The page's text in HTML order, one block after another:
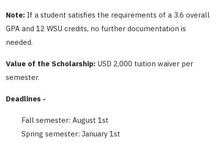
Note: If a student satisfies the requirements of a 3.6 overall
GPA and 12 WSU credits, no further documentation is
needed.
Value of the Scholarship: USD 2,000 tuition waiver per
semester.
Deadlines -
Fall semester: August 1st
Spring semester: January 1st